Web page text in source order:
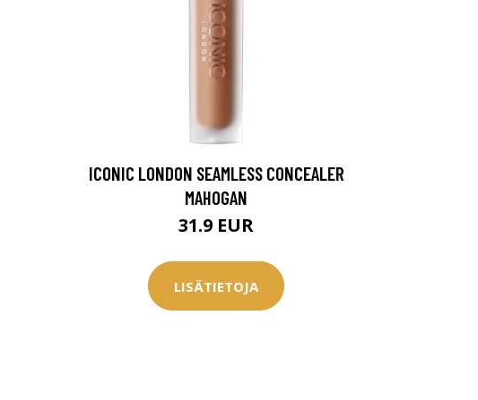
ICONIC LONDON SEAMLESS CONCEALER
MAHOGAN
31.9 EUR
LISÄTIETOJA